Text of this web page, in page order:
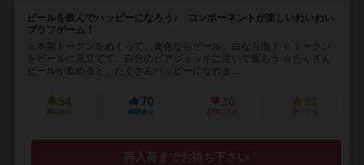
ビールを飲んでハッピーになろう♪ コンポーネントが楽しいわいわい
ブラフゲーム！
☆木製トークンをめくって、黄色ならビール、白なら泡！ ☆トークン
をビールに見立てて、自分のビアジョッキに注いで飲もう ☆たくさん
ビールが飲めると、たくさんハッピーになれま...
54
興味あり
70
経験あり
10
お気に入り
61
持ってる
再入荷までお待ち下さい